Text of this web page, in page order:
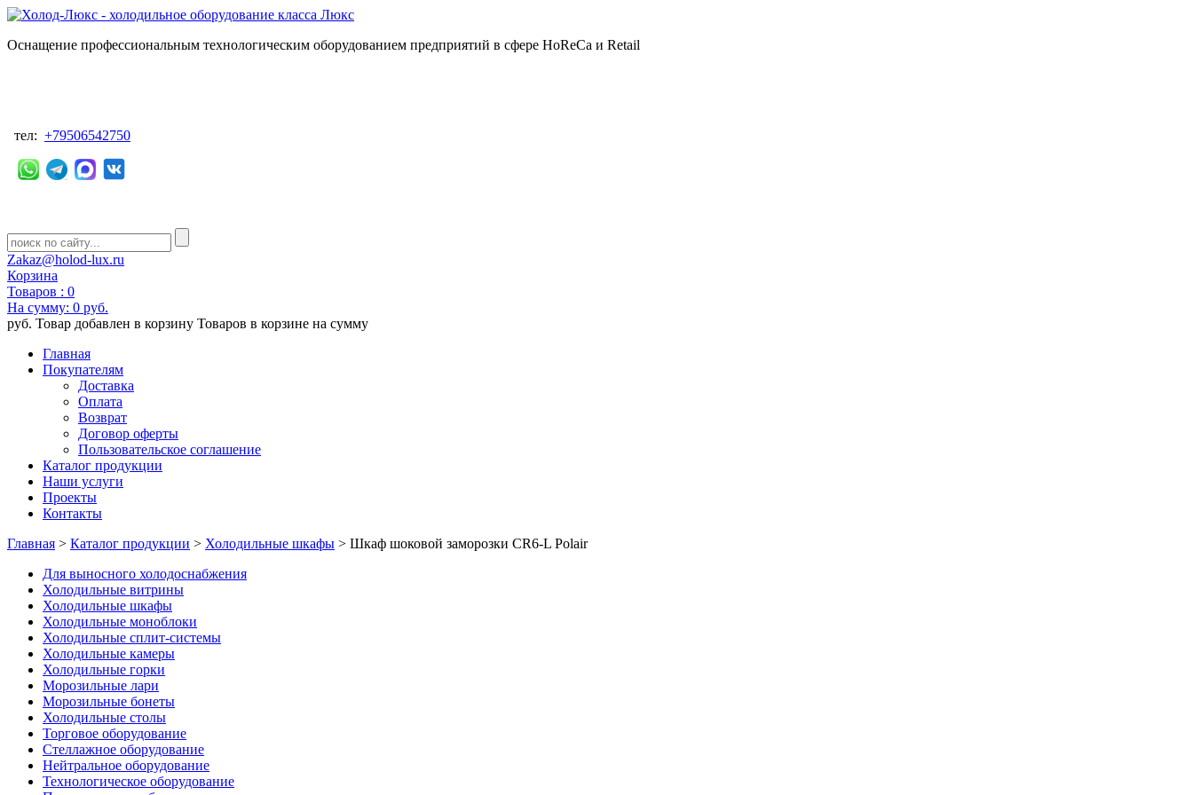
Оснащение профессиональным технологическим оборудованием предприятий в сфере HoReCa и Retail
тел: +79506542750
Zakaz@holod-lux.ru
Корзина
Товаров : 0
На сумму: 0 руб.
руб. Товар добавлен в корзину Товаров в корзине на сумму
Главная
Покупателям
Доставка
Оплата
Возврат
Договор оферты
Пользовательское соглашение
Каталог продукции
Наши услуги
Проекты
Контакты
Главная > Каталог продукции > Холодильные шкафы > Шкаф шоковой заморозки CR6-L Polair
Для выносного холодоснабжения
Холодильные витрины
Холодильные шкафы
Холодильные моноблоки
Холодильные сплит-системы
Холодильные камеры
Холодильные горки
Морозильные лари
Морозильные бонеты
Холодильные столы
Торговое оборудование
Стеллажное оборудование
Нейтральное оборудование
Технологическое оборудование